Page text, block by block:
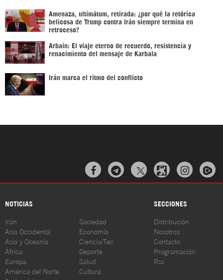
Amenaza, ultimátum, retirada: ¿por qué la retórica
belicosa de Trump contra Irán siempre termina en
retroceso?
Arbaín: El viaje eterno de recuerdo, resistencia y
renacimiento del mensaje de Karbala
Irán marca el ritmo del conflicto
  
NOTICIAS SECCIONES
Irán
Asia Occidental
Asia y Oceanía
África
Europa
América del Norte
Sociedad
Economía
Ciencia/Tec
Deporte
Salud
Cultura
Distribución
Nosotros
Contacto
Programación
Rss